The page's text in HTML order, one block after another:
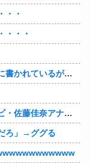
・・
・・・
るんでバカではないよな？
藤佳奈アナが結婚
ろ」→ググる